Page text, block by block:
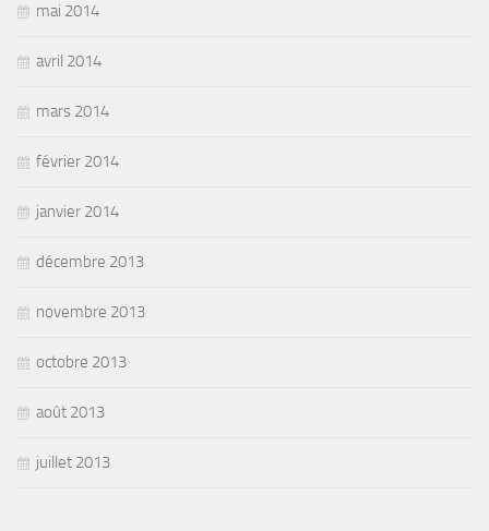
mai 2014
avril 2014
mars 2014
février 2014
janvier 2014
décembre 2013
novembre 2013
octobre 2013
août 2013
juillet 2013